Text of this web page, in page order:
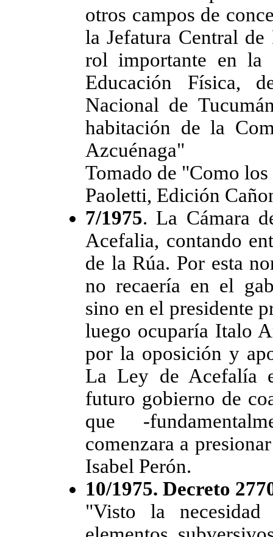
otros campos de
la Jefatura Central
rol importante en la
Educación Física,
Nacional de
habitación de la
Azcuénaga"
Tomado de "Como
Paoletti, Edición
7/1975. La Cámara
Acefalia, contando
de la Rúa. Por esta
no recaería en el
sino en el presidente
luego ocuparía Italo
por la oposición y
La Ley de Acefalía
futuro gobierno de
que -
comenzara a
Isabel Perón.
10/1975. Decreto
"Visto la